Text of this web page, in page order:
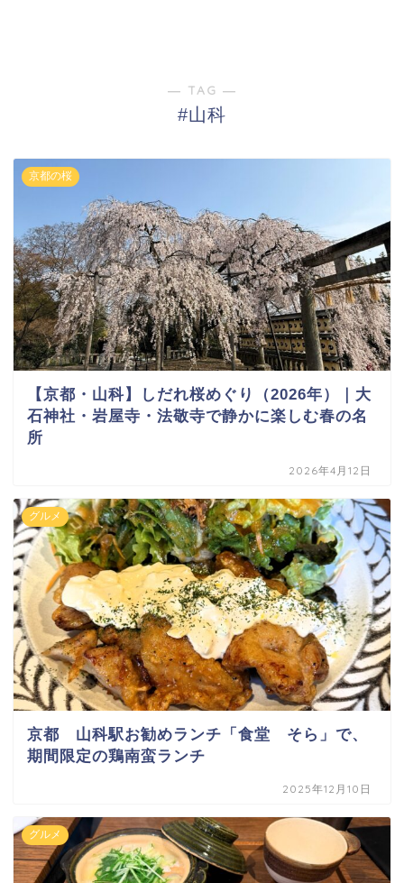
― TAG ―
#山科
京都の桜
【京都・山科】しだれ桜めぐり（2026年）｜大
石神社・岩屋寺・法敬寺で静かに楽しむ春の名
所
2026年4月12日
グルメ
京都 山科駅お勧めランチ「食堂 そら」で、
期間限定の鶏南蛮ランチ
2025年12月10日
グルメ